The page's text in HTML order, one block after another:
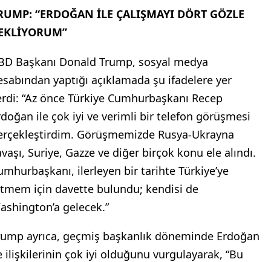
“ERDOĞAN İLE ÇALIŞMAYI DÖRT GÖZLE
Başkanı Donald Trump, sosyal medya
yaptığı açıklamada şu ifadelere yer
“Az önce Türkiye Cumhurbaşkanı Recep
ile çok iyi ve verimli bir telefon görüşmesi
Görüşmemizde Rusya-Ukrayna
Suriye, Gazze ve diğer birçok konu ele alındı.
ilerleyen bir tarihte Türkiye’ye
için davette bulundu; kendisi de
gelecek.”
ayrıca, geçmiş başkanlık döneminde Erdoğan
ilişkilerinin çok iyi olduğunu vurgulayarak, “Bu